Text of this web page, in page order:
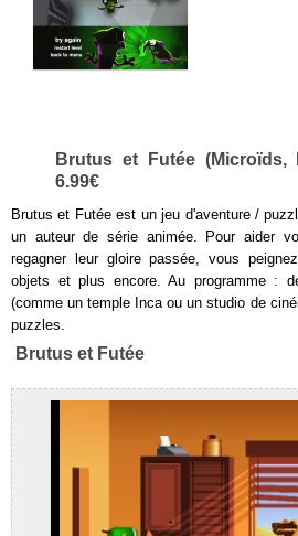
Brutus et Futée (Microïds,
6.99€
Brutus et Futée est un jeu d'aventure /
un auteur de série animée. Pour aider
regagner leur gloire passée, vous
objets et plus encore. Au programme :
(comme un temple Inca ou un studio de
puzzles.
Brutus et Futée